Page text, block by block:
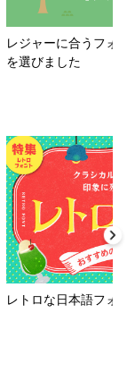
レジャーに合うフォ
を選びました
レトロな日本語フォ